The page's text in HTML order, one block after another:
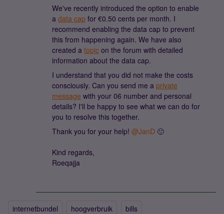
We've recently introduced the option to enable
a data cap for €0.50 cents per month. I
recommend enabling the data cap to prevent
this from happening again. We have also
created a topic on the forum with detailed
information about the data cap.
I understand that you did not make the costs
consciously. Can you send me a private
message with your 06 number and personal
details? I'll be happy to see what we can do for
you to resolve this together.
Thank you for your help! ​ @JanD 🙂
Kind regards,
Roeqajja
internetbundel hoogverbruik bills